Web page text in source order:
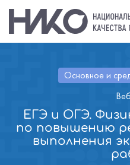
Основное и
ЕГЭ и ОГЭ.
по повышению
выполнения